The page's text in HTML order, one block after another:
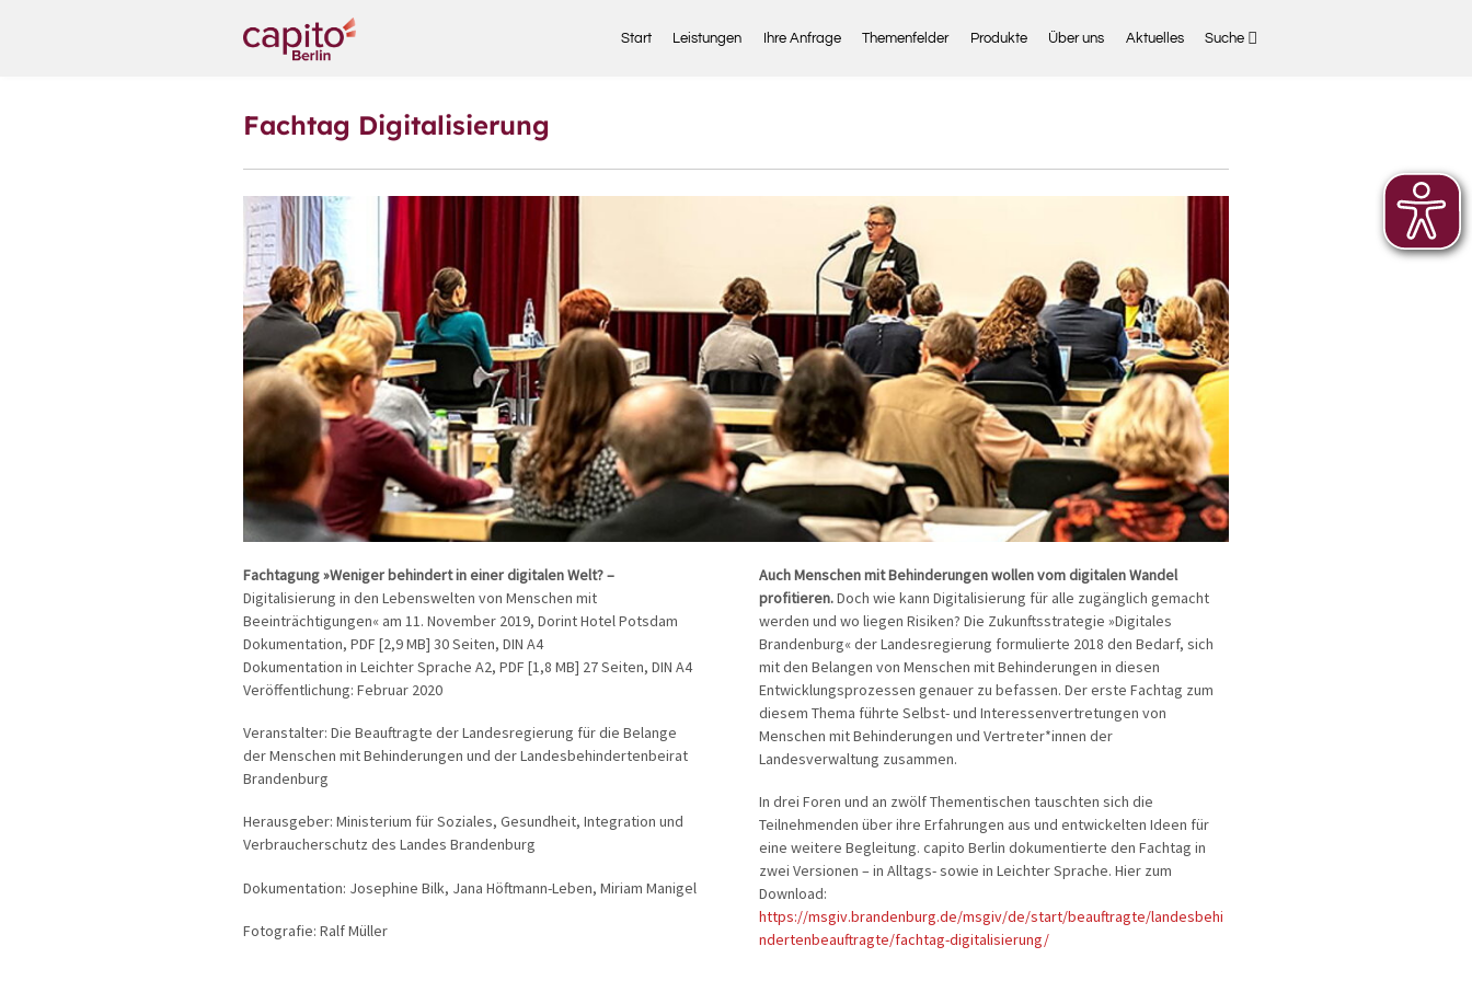
Start Leistungen Ihre Anfrage Themenfelder Produkte Über uns Aktuelles Suche
Fachtag Digitalisierung
Fachtagung »Weniger behindert in einer digitalen Welt? –
Digitalisierung in den Lebenswelten von Menschen mit
Beeinträchtigungen« am 11. November 2019, Dorint Hotel Potsdam
Dokumentation, PDF [2,9 MB] 30 Seiten, DIN A4
Dokumentation in Leichter Sprache A2, PDF [1,8 MB] 27 Seiten, DIN A4
Veröffentlichung: Februar 2020
Veranstalter: Die Beauftragte der Landesregierung für die Belange
der Menschen mit Behinderungen und der Landesbehindertenbeirat
Brandenburg
Herausgeber: Ministerium für Soziales, Gesundheit, Integration und
Verbraucherschutz des Landes Brandenburg
Dokumentation: Josephine Bilk, Jana Höftmann-Leben, Miriam Manigel
Fotografie: Ralf Müller
Auch Menschen mit Behinderungen wollen vom digitalen Wandel
profitieren.Doch wie kann Digitalisierung für alle zugänglich gemacht
werden und wo liegen Risiken? Die Zukunftsstrategie »Digitales
Brandenburg« der Landesregierung formulierte 2018 den Bedarf, sich
mit den Belangen von Menschen mit Behinderungen in diesen
Entwicklungsprozessen genauer zu befassen. Der erste Fachtag zum
diesem Thema führte Selbst- und Interessenvertretungen von
Menschen mit Behinderungen und Vertreter*innen der
Landesverwaltung zusammen.
In drei Foren und an zwölf Thementischen tauschten sich die
Teilnehmenden über ihre Erfahrungen aus und entwickelten Ideen für
eine weitere Begleitung. capito Berlin dokumentierte den Fachtag in
zwei Versionen – in Alltags- sowie in Leichter Sprache. Hier zum
Download:
https://msgiv.brandenburg.de/msgiv/de/start/beauftragte/landesbehi
ndertenbeauftragte/fachtag-digitalisierung/